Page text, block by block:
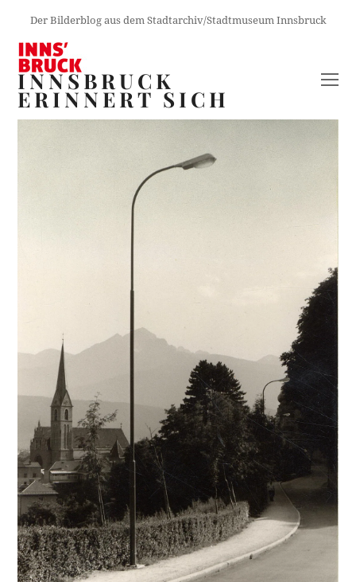
Der Bilderblog aus dem Stadtarchiv/Stadtmuseum Innsbruck
INNSBRUCK
ERINNERT SICH